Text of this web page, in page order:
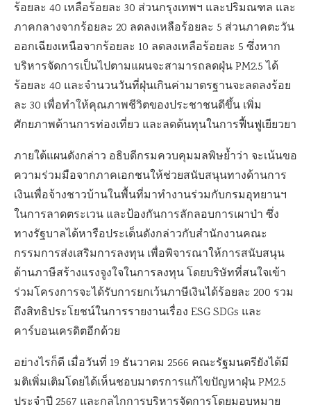
ร้อยละ 40 เหลือร้อยละ 30 ส่วนกรุงเทพฯ และปริมณฑล และ
ภาคกลางจากร้อยละ 20 ลดลงเหลือร้อยละ 5 ส่วนภาคตะวัน
ออกเฉียงเหนือจากร้อยละ 10 ลดลงเหลือร้อยละ 5 ซึ่งหาก
บริหารจัดการเป็นไปตามแผนจะสามารถลดฝุ่น PM2.5 ได้
ร้อยละ 40 และจำนวนวันที่ฝุ่นเกินค่ามาตรฐานจะลดลงร้อย
ละ 30 เพื่อทำให้คุณภาพชีวิตของประชาชนดีขึ้น เพิ่ม
ศักยภาพด้านการท่องเที่ยว และลดต้นทุนในการฟื้นฟูเยียวยา
ภายใต้แผนดังกล่าว อธิบดีกรมควบคุมมลพิษย้ำว่า จะเน้นขอ
ความร่วมมือจากภาคเอกชนให้ช่วยสนับสนุนทางด้านการ
เงินเพื่อจ้างชาวบ้านในพื้นที่มาทำงานร่วมกับกรมอุทยานฯ
ในการลาดตระเวน และป้องกันการลักลอบการเผาป่า ซึ่ง
ทางรัฐบาลได้หารือประเด็นดังกล่าวกับสำนักงานคณะ
กรรมการส่งเสริมการลงทุน เพื่อพิจารณาให้การสนับสนุน
ด้านภาษีสร้างแรงจูงใจในการลงทุน โดยบริษัทที่สนใจเข้า
ร่วมโครงการจะได้รับการยกเว้นภาษีเงินได้ร้อยละ 200 รวม
ถึงสิทธิประโยชน์ในการรายงานเรื่อง ESG SDGs และ
คาร์บอนเครดิตอีกด้วย
อย่างไรก็ดี เมื่อวันที่ 19 ธันวาคม 2566 คณะรัฐมนตรียังได้มี
มติเพิ่มเติมโดยได้เห็นชอบมาตรการแก้ไขปัญหาฝุ่น PM2.5